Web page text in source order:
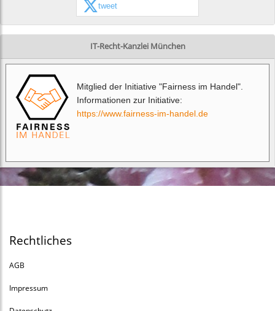
tweet
IT-Recht-Kanzlei München
Mitglied der Initiative "Fairness im Handel".
Informationen zur Initiative:
https://www.fairness-im-handel.de
Rechtliches
AGB
Impressum